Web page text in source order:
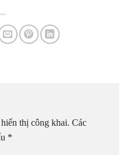
thị công khai. Các
*